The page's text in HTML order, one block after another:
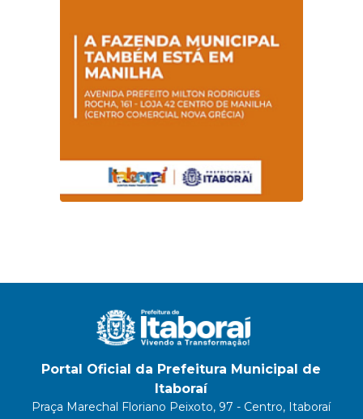
Portal Oficial da Prefeitura Municipal de
Itaboraí
Praça Marechal Floriano Peixoto, 97 - Centro, Itaboraí